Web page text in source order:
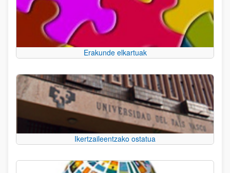
Erakunde elkartuak
Ikertzaileentzako ostatua